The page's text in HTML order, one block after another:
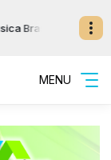
Brasileira.
MENU